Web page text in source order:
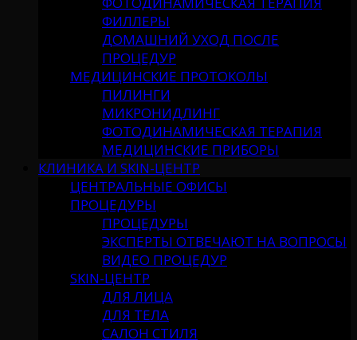
ФИЛЛЕРЫ
ДОМАШНИЙ УХОД ПОСЛЕ
ПРОЦЕДУР
МЕДИЦИНСКИЕ ПРОТОКОЛЫ
ПИЛИНГИ
МИКРОНИДЛИНГ
ФОТОДИНАМИЧЕСКАЯ ТЕРАПИЯ
МЕДИЦИНСКИЕ ПРИБОРЫ
КЛИНИКА И SKIN-ЦЕНТР
ЦЕНТРАЛЬНЫЕ ОФИСЫ
ПРОЦЕДУРЫ
ПРОЦЕДУРЫ
ЭКСПЕРТЫ ОТВЕЧАЮТ НА ВОПРОСЫ
ВИДЕО ПРОЦЕДУР
SKIN-ЦЕНТР
ДЛЯ ЛИЦА
ДЛЯ ТЕЛА
САЛОН СТИЛЯ